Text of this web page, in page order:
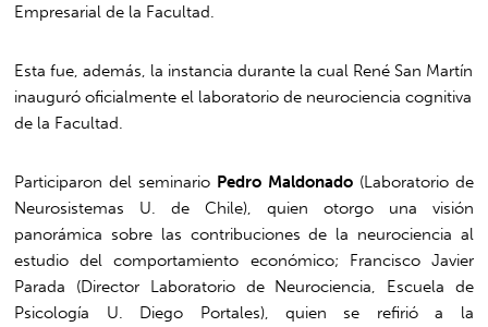
Empresarial de la Facultad.
Esta fue, además, la instancia durante la cual René San Martín
inauguró oficialmente el laboratorio de neurociencia cognitiva
de la Facultad.
Participaron del seminario Pedro Maldonado(Laboratorio de
Neurosistemas U. de Chile), quien otorgo una visión
panorámica sobre las contribuciones de la neurociencia al
estudio del comportamiento económico; Francisco Javier
Parada (Director Laboratorio de Neurociencia, Escuela de
Psicología U. Diego Portales), quien se refirió a la